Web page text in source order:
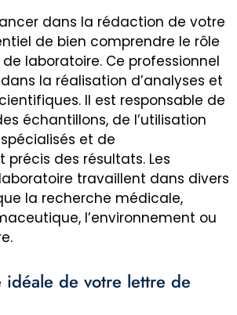
dans la rédaction de votre
de bien comprendre le rôle
laboratoire. Ce professionnel
la réalisation d’analyses et
Il est responsable de
échantillons, de l’utilisation
et de
précis des résultats. Les
travaillent dans divers
la recherche médicale,
l’environnement ou
idéale de votre lettre de